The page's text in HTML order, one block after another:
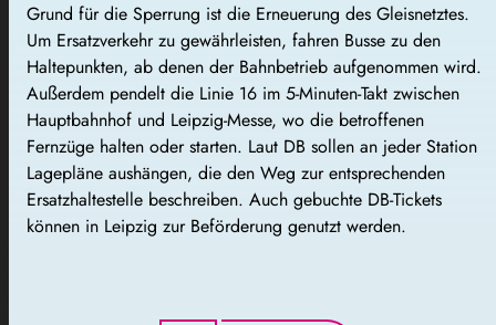
Grund für die Sperrung ist die Erneuerung des Gleisnetztes.
Um Ersatzverkehr zu gewährleisten, fahren Busse zu den
Haltepunkten, ab denen der Bahnbetrieb aufgenommen wird.
Außerdem pendelt die Linie 16 im 5-Minuten-Takt zwischen
Hauptbahnhof und Leipzig-Messe, wo die betroffenen
Fernzüge halten oder starten. Laut DB sollen an jeder Station
Lagepläne aushängen, die den Weg zur entsprechenden
Ersatzhaltestelle beschreiben. Auch gebuchte DB-Tickets
können in Leipzig zur Beförderung genutzt werden.